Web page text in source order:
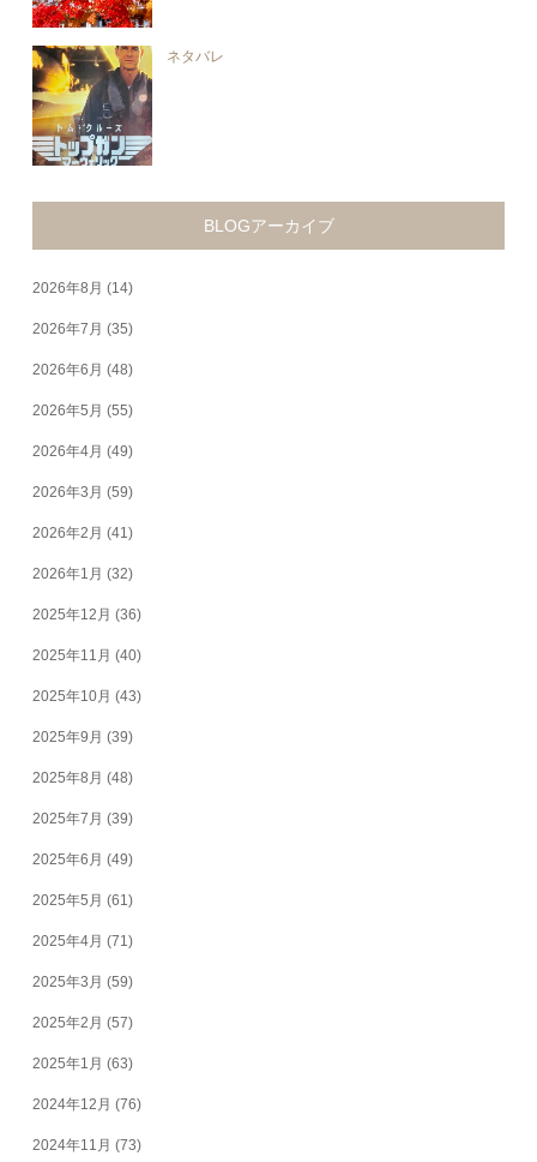
ネタバレ
BLOGアーカイブ
2026年8月 (14)
2026年7月 (35)
2026年6月 (48)
2026年5月 (55)
2026年4月 (49)
2026年3月 (59)
2026年2月 (41)
2026年1月 (32)
2025年12月 (36)
2025年11月 (40)
2025年10月 (43)
2025年9月 (39)
2025年8月 (48)
2025年7月 (39)
2025年6月 (49)
2025年5月 (61)
2025年4月 (71)
2025年3月 (59)
2025年2月 (57)
2025年1月 (63)
2024年12月 (76)
2024年11月 (73)